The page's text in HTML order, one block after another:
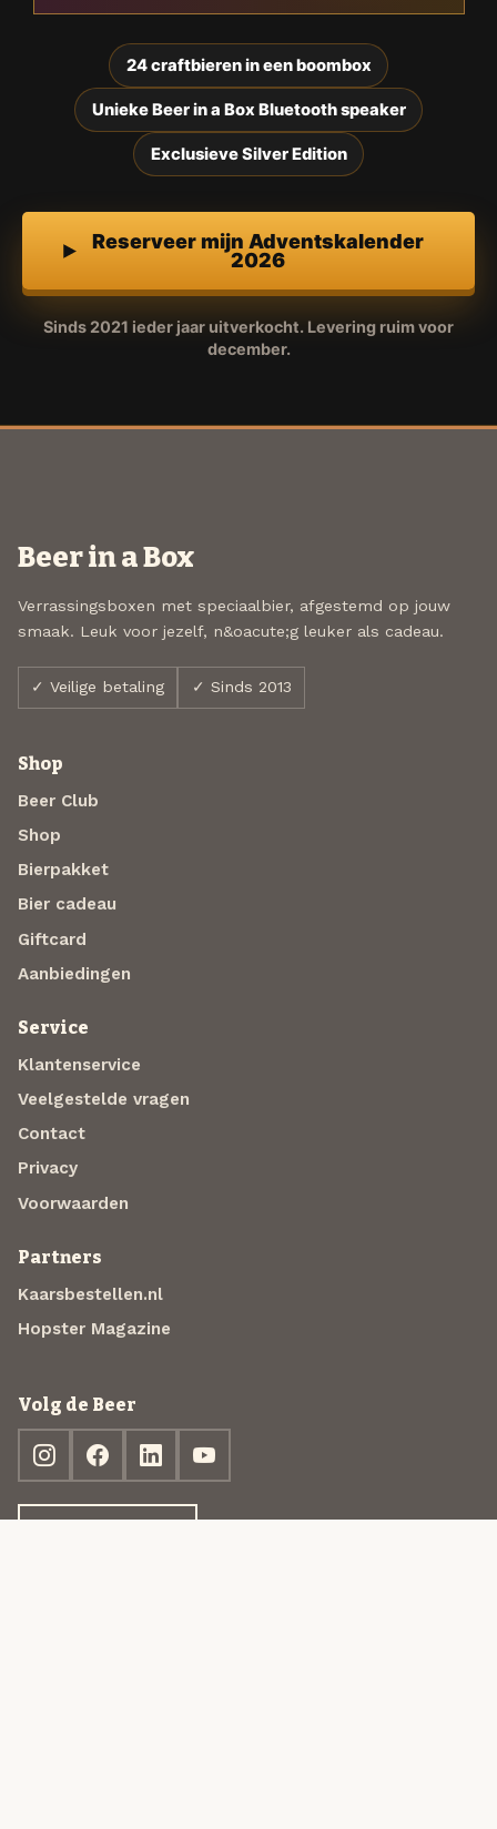
24 craftbieren in een boombox
Unieke Beer in a Box Bluetooth speaker
Exclusieve Silver Edition
Reserveer mijn Adventskalender
2026
Sinds 2021 ieder jaar uitverkocht. Levering ruim voor
december.
Beer in a Box
Verrassingsboxen met speciaalbier, afgestemd op jouw
smaak. Leuk voor jezelf, n&oacute;g leuker als cadeau.
✓ Veilige betaling ✓ Sinds 2013
Shop
Beer Club
Shop
Bierpakket
Bier cadeau
Giftcard
Aanbiedingen
Service
Klantenservice
Veelgestelde vragen
Contact
Privacy
Voorwaarden
Partners
Kaarsbestellen.nl
Hopster Magazine
Volg de Beer